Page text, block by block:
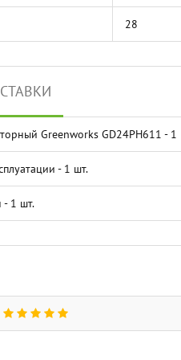
28
Greenworks GD24PH611 - 1
- 1 шт.
- 1 шт.